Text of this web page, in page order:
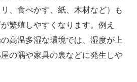
、食べかす、紙、木材など）も
繁殖しやすくなります。例え
高温多湿な環境では、湿度が上
の隅や家具の裏などに発生しや